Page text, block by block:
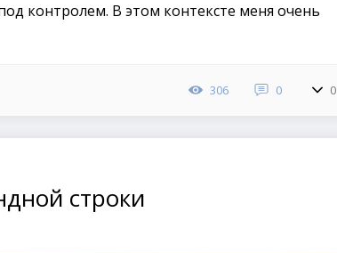
контролем. В этом контексте меня очень
306 0 0
строки